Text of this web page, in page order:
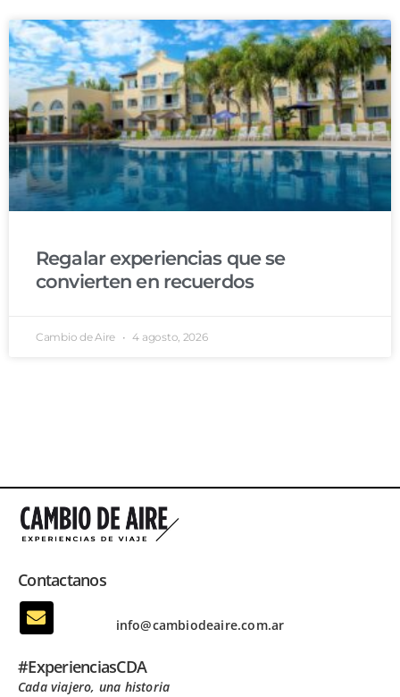
Regalar experiencias que se
convierten en recuerdos
Cambio de Aire 4 agosto, 2026
Contactanos
info@cambiodeaire.com.ar
#ExperienciasCDA
Cada viajero, una historia